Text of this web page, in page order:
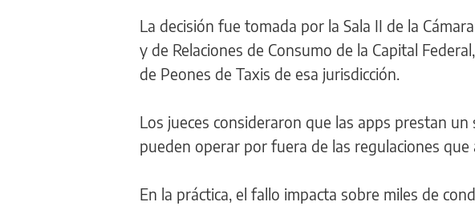
La decisión fue tomada por la Sala II de la
y de Relaciones de Consumo de la Capital
de Peones de Taxis de esa jurisdicción.
Los jueces consideraron que las apps prestan
pueden operar por fuera de las regulaciones
En la práctica, el fallo impacta sobre miles de